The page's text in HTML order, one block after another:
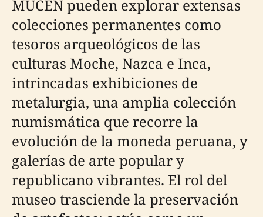
MUCEN pueden explorar extensas
colecciones permanentes como
tesoros arqueológicos de las
culturas Moche, Nazca e Inca,
intrincadas exhibiciones de
metalurgia, una amplia colección
numismática que recorre la
evolución de la moneda peruana, y
galerías de arte popular y
republicano vibrantes. El rol del
museo trasciende la preservación